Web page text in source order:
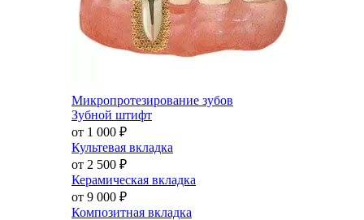
Микропротезирование зубов
Зубной штифт
от 1 000 ₽
Культевая вкладка
от 2 500 ₽
Керамическая вкладка
от 9 000 ₽
Композитная вкладка